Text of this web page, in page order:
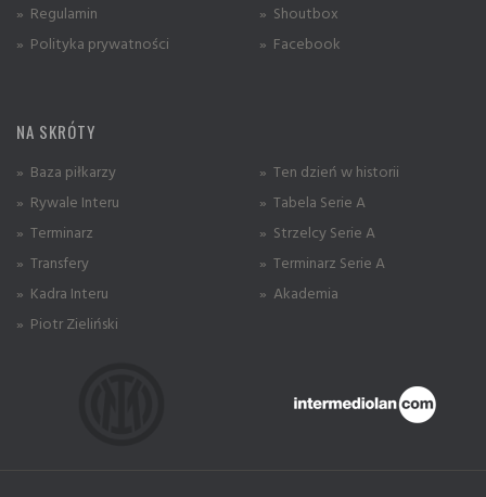
» Regulamin
» Polityka prywatności
» Shoutbox
» Facebook
NA SKRÓTY
» Baza piłkarzy
» Rywale Interu
» Terminarz
» Transfery
» Kadra Interu
» Piotr Zieliński
» Ten dzień w historii
» Tabela Serie A
» Strzelcy Serie A
» Terminarz Serie A
» Akademia